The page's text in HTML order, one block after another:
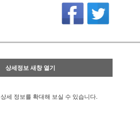
상세정보 새창 열기
상세 정보를 확대해 보실 수 있습니다.